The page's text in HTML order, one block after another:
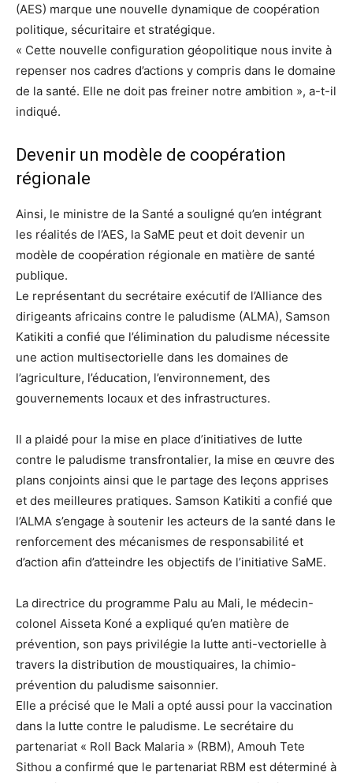
(AES) marque une nouvelle dynamique de coopération
politique, sécuritaire et stratégique.
« Cette nouvelle configuration géopolitique nous invite à
repenser nos cadres d’actions y compris dans le domaine
de la santé. Elle ne doit pas freiner notre ambition », a-t-il
indiqué.
Devenir un modèle de coopération
régionale
Ainsi, le ministre de la Santé a souligné qu’en intégrant
les réalités de l’AES, la SaME peut et doit devenir un
modèle de coopération régionale en matière de santé
publique.
Le représentant du secrétaire exécutif de l’Alliance des
dirigeants africains contre le paludisme (ALMA), Samson
Katikiti a confié que l’élimination du paludisme nécessite
une action multisectorielle dans les domaines de
l’agriculture, l’éducation, l’environnement, des
gouvernements locaux et des infrastructures.
Il a plaidé pour la mise en place d’initiatives de lutte
contre le paludisme transfrontalier, la mise en œuvre des
plans conjoints ainsi que le partage des leçons apprises
et des meilleures pratiques. Samson Katikiti a confié que
l’ALMA s’engage à soutenir les acteurs de la santé dans le
renforcement des mécanismes de responsabilité et
d’action afin d’atteindre les objectifs de l’initiative SaME.
La directrice du programme Palu au Mali, le médecin-
colonel Aisseta Koné a expliqué qu’en matière de
prévention, son pays privilégie la lutte anti-vectorielle à
travers la distribution de moustiquaires, la chimio-
prévention du paludisme saisonnier.
Elle a précisé que le Mali a opté aussi pour la vaccination
dans la lutte contre le paludisme. Le secrétaire du
partenariat « Roll Back Malaria » (RBM), Amouh Tete
Sithou a confirmé que le partenariat RBM est déterminé à